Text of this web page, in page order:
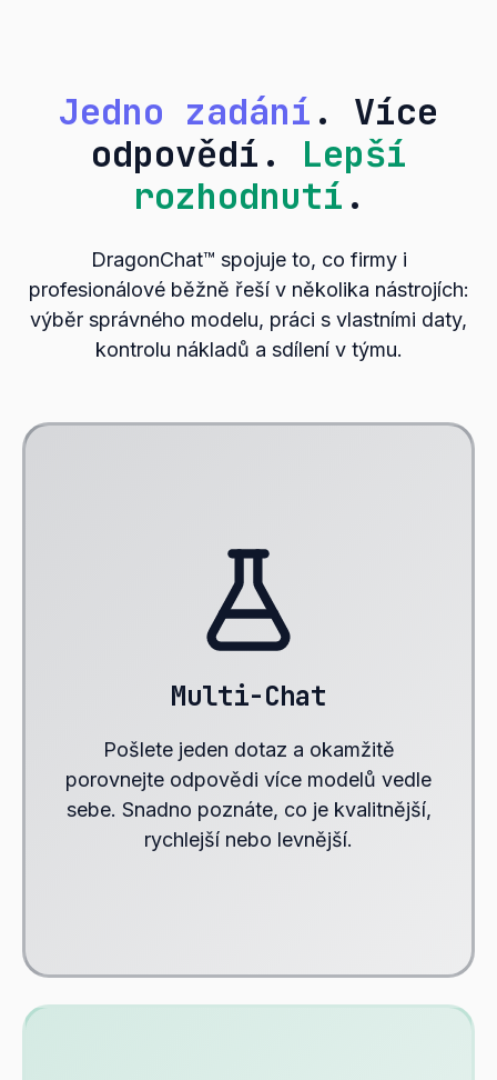
Jedno zadání . Více
odpovědí. Lepší
rozhodnutí .
DragonChat™ spojuje to, co firmy i
profesionálové běžně řeší v několika nástrojích:
výběr správného modelu, práci s vlastními daty,
kontrolu nákladů a sdílení v týmu.
Multi-Chat
Pošlete jeden dotaz a okamžitě
porovnejte odpovědi více modelů vedle
sebe. Snadno poznáte, co je kvalitnější,
rychlejší nebo levnější.